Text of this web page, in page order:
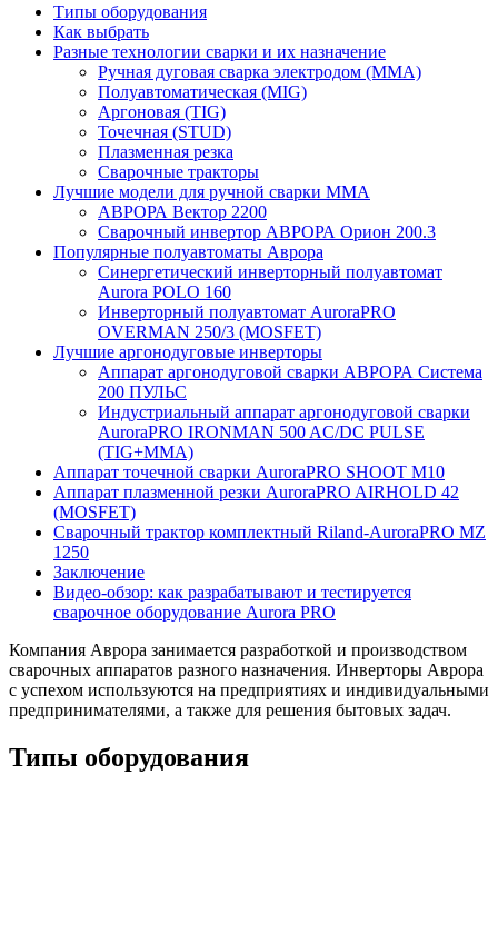
Типы оборудования
Как выбрать
Разные технологии сварки и их назначение
Ручная дуговая сварка электродом (MMA)
Полуавтоматическая (MIG)
Аргоновая (TIG)
Точечная (STUD)
Плазменная резка
Сварочные тракторы
Лучшие модели для ручной сварки MMA
АВРОРА Вектор 2200
Сварочный инвертор АВРОРА Орион 200.3
Популярные полуавтоматы Аврора
Синергетический инверторный полуавтомат
Aurora POLO 160
Инверторный полуавтомат AuroraPRO
OVERMAN 250/3 (MOSFET)
Лучшие аргонодуговые инверторы
Аппарат аргонодуговой сварки АВРОРА Система
200 ПУЛЬС
Индустриальный аппарат аргонодуговой сварки
AuroraPRO IRONMAN 500 AC/DC PULSE
(TIG+MMA)
Аппарат точечной сварки AuroraPRO SHOOT M10
Аппарат плазменной резки AuroraPRO AIRHOLD 42
(MOSFET)
Сварочный трактор комплектный Riland-AuroraPRO MZ
1250
Заключение
Видео-обзор: как разрабатывают и тестируется
сварочное оборудование Aurora PRO
Компания Аврора занимается разработкой и производством
сварочных аппаратов разного назначения. Инверторы Аврора
с успехом используются на предприятиях и индивидуальными
предпринимателями, а также для решения бытовых задач.
Типы оборудования